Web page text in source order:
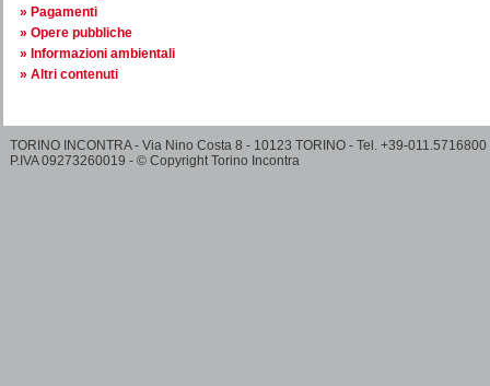
Pagamenti
Opere pubbliche
Informazioni ambientali
Altri contenuti
TORINO INCONTRA - Via Nino Costa 8 - 10123 TORINO - Tel. +39-011.5716800
P.IVA 09273260019 - © Copyright Torino Incontra